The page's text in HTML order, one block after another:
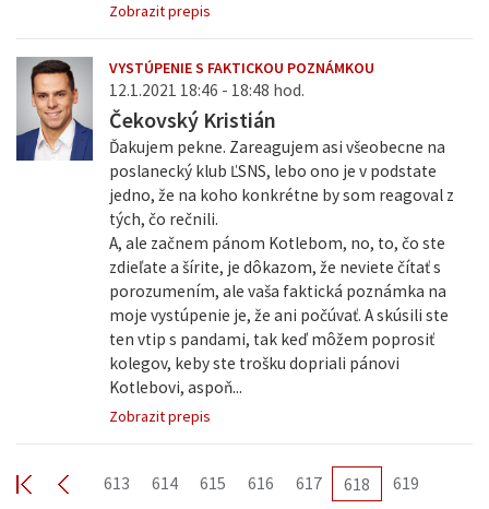
Zobrazit prepis
VYSTÚPENIE S FAKTICKOU POZNÁMKOU
12.1.2021 18:46 - 18:48 hod.
Čekovský Kristián
Ďakujem pekne. Zareagujem asi všeobecne na
poslanecký klub ĽSNS, lebo ono je v podstate
jedno, že na koho konkrétne by som reagoval z
tých, čo rečnili.
A, ale začnem pánom Kotlebom, no, to, čo ste
zdieľate a šírite, je dôkazom, že neviete čítať s
porozumením, ale vaša faktická poznámka na
moje vystúpenie je, že ani počúvať. A skúsili ste
ten vtip s pandami, tak keď môžem poprosiť
kolegov, keby ste trošku dopriali pánovi
Kotlebovi, aspoň...
Zobrazit prepis
613 614 615 616 617 618
619